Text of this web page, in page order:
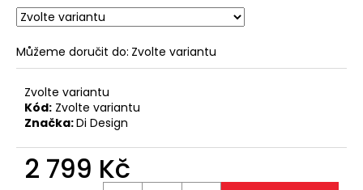
Můžeme doručit do: Zvolte variantu
Zvolte variantu
Kód: Zvolte variantu
Značka:Di Design
2 799 Kč
o
o
r
u
č
u
j
m